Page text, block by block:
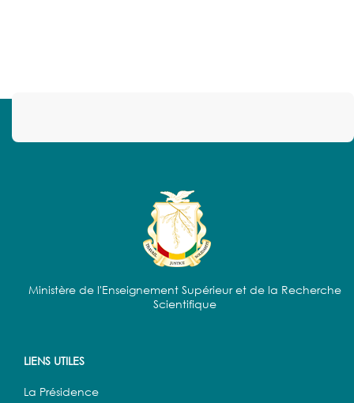
Ministère de l'Enseignement Supérieur et de la Recherche
Scientifique
LIENS UTILES
La Présidence